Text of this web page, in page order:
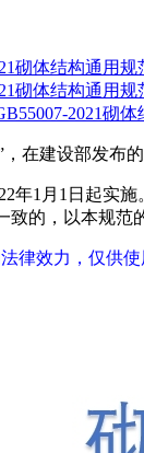
砌体结构通用规
砌体结构通用规
2021砌体
在建设部发布
年1月1日起实施
的，以本规范
律效力，仅供